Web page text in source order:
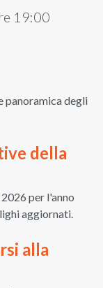
19:00
panoramica degli
della
per l'anno
aggiornati.
alla